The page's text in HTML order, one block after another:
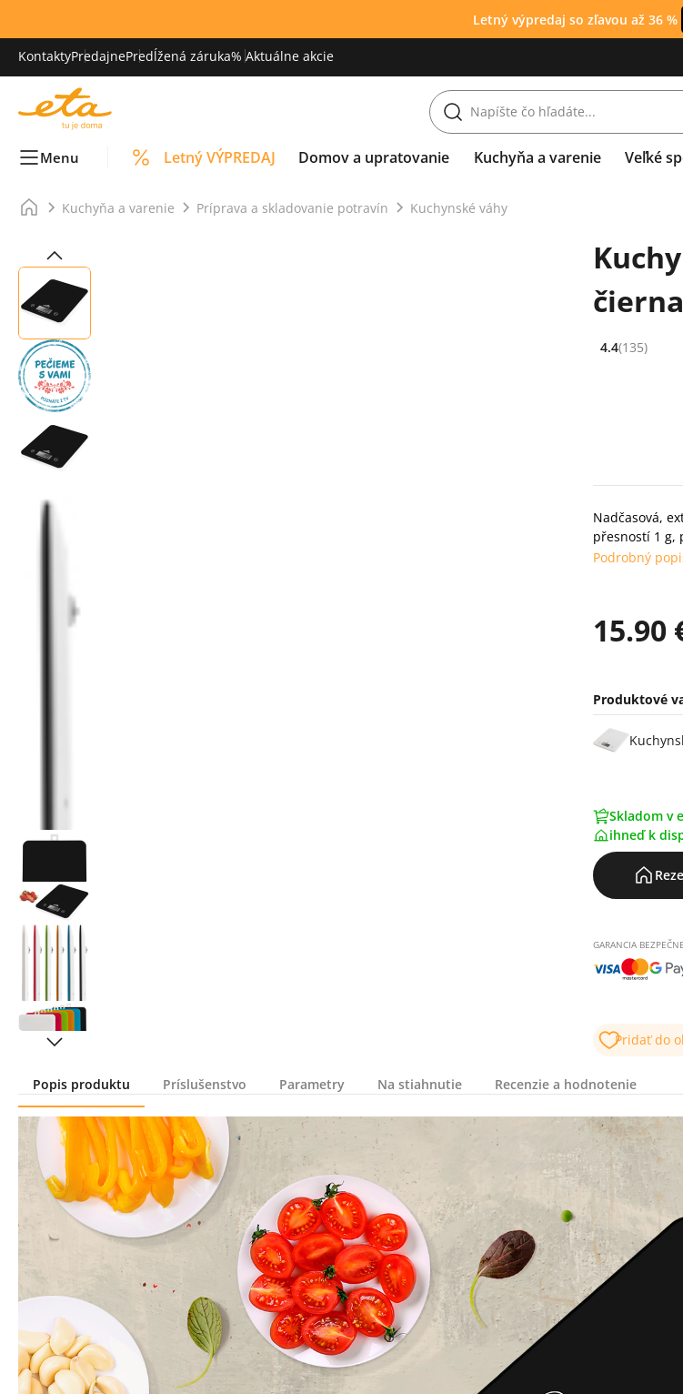
Letný výpredaj so zľavou až 36 %
KontaktyPredajnePredĺžená záruka% Aktuálne akcie
Menu Letný VÝPREDAJ Domov a upratovanie Kuchyňa a varenie Veľké
Kuchyňa a varenie Príprava a skladovanie potravín Kuchynské váhy
čierna
Hodnocení:
4.4(135)
Nadčasová,
přesností 1 g,
Podrobný
15.90
Produktové
Skladom v
ihneď k
GARANCIA
Pridať do
Popis produktu Príslušenstvo Parametry Na stiahnutie Recenzie a hodnotenie
Popis produktu